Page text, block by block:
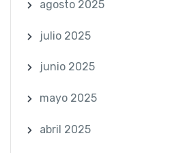
agosto 2025
julio 2025
junio 2025
mayo 2025
abril 2025